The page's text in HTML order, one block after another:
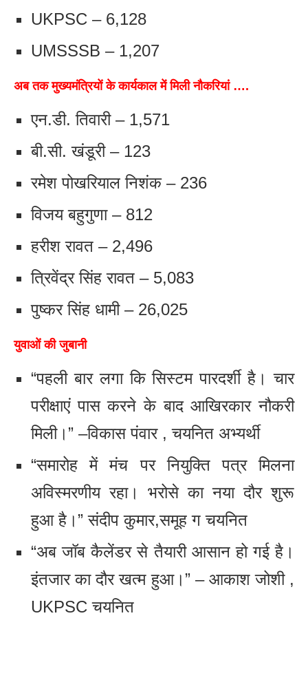
UKPSC – 6,128
UMSSSB – 1,207
अब तक मुख्यमंत्रियों के कार्यकाल में मिली नौकरियां ….
एन.डी. तिवारी – 1,571
बी.सी. खंडूरी – 123
रमेश पोखरियाल निशंक – 236
विजय बहुगुणा – 812
हरीश रावत – 2,496
त्रिवेंद्र सिंह रावत – 5,083
पुष्कर सिंह धामी – 26,025
युवाओं की जुबानी
“पहली बार लगा कि सिस्टम पारदर्शी है। चार
परीक्षाएं पास करने के बाद आखिरकार नौकरी
मिली।” –विकास पंवार , चयनित अभ्यर्थी
“समारोह में मंच पर नियुक्ति पत्र मिलना
अविस्मरणीय रहा। भरोसे का नया दौर शुरू
हुआ है।” संदीप कुमार,समूह ग चयनित
“अब जॉब कैलेंडर से तैयारी आसान हो गई है।
इंतजार का दौर खत्म हुआ।” – आकाश जोशी ,
UKPSC चयनित